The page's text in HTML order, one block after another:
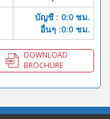
บัญชี : 0:0 ชม.
อื่นๆ :0:0 ชม.
DOWNLOAD
BROCHURE